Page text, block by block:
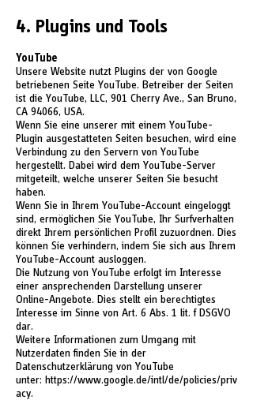
4. Plugins und Tools
YouTube
Unsere Website nutzt Plugins der von Google
betriebenen Seite YouTube. Betreiber der Seiten
ist die YouTube, LLC, 901 Cherry Ave., San Bruno,
CA 94066, USA.
Wenn Sie eine unserer mit einem YouTube-
Plugin ausgestatteten Seiten besuchen, wird eine
Verbindung zu den Servern von YouTube
hergestellt. Dabei wird dem YouTube-Server
mitgeteilt, welche unserer Seiten Sie besucht
haben.
Wenn Sie in Ihrem YouTube-Account eingeloggt
sind, ermöglichen Sie YouTube, Ihr Surfverhalten
direkt Ihrem persönlichen Profil zuzuordnen. Dies
können Sie verhindern, indem Sie sich aus Ihrem
YouTube-Account ausloggen.
Die Nutzung von YouTube erfolgt im Interesse
einer ansprechenden Darstellung unserer
Online-Angebote. Dies stellt ein berechtigtes
Interesse im Sinne von Art. 6 Abs. 1 lit. f DSGVO
dar.
Weitere Informationen zum Umgang mit
Nutzerdaten finden Sie in der
Datenschutzerklärung von YouTube
unter: https://www.google.de/intl/de/policies/priv
acy.